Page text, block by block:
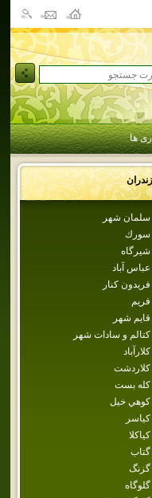
ها
سلمان شهر
سورك
شيرگاه
عباس آباد
فريدون كنار
فريم
قايم شهر
كتالم و سادات شهر
كلارآباد
كلاردشت
كله بست
كوهي خيل
كياسر
كياكلا
گتاب
گزنگ
گلوگاه